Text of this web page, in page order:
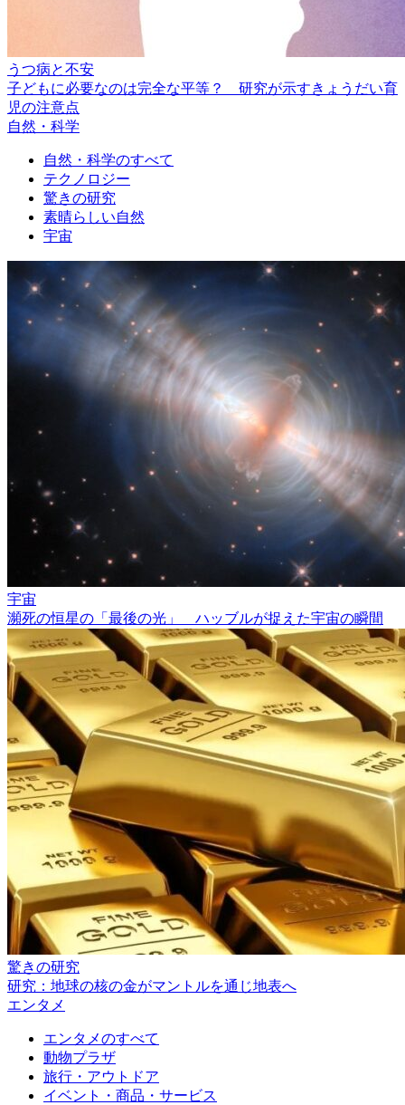
うつ病と不安
子どもに必要なのは完全な平等？ 研究が示すきょうだい育
児の注意点
自然・科学
自然・科学のすべて
テクノロジー
驚きの研究
素晴らしい自然
宇宙
宇宙
瀕死の恒星の「最後の光」 ハッブルが捉えた宇宙の瞬間
驚きの研究
研究：地球の核の金がマントルを通じ地表へ
エンタメ
エンタメのすべて
動物プラザ
旅行・アウトドア
イベント・商品・サービス